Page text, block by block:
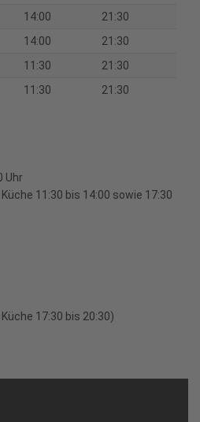
14:00
21:30
14:00
21:30
11:30
21:30
11:30 21:30
Uhr
11:30 bis 14:00 sowie 17:30
17:30 bis 20:30)